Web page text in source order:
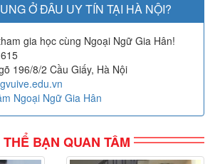
Ở ĐÂU UY TÍN TẠI HÀ NỘI?
gia học cùng Ngoại Ngữ Gia Hân!
196/8/2 Cầu Giấy, Hà Nội
Ngoại Ngữ Gia Hân
BẠN QUAN TÂM